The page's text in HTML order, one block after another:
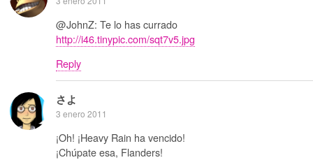
@JohnZ: Te lo has currado
http://i46.tinypic.com/sqt7v5.jpg
Reply
さよ
3 enero 2011
¡Oh! ¡Heavy Rain ha vencido!
¡Chúpate esa, Flanders!